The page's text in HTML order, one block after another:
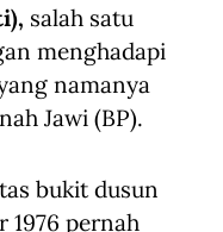
salah satu
menghadapi
namanya
Jawi (BP).
bukit dusun
1976 pernah